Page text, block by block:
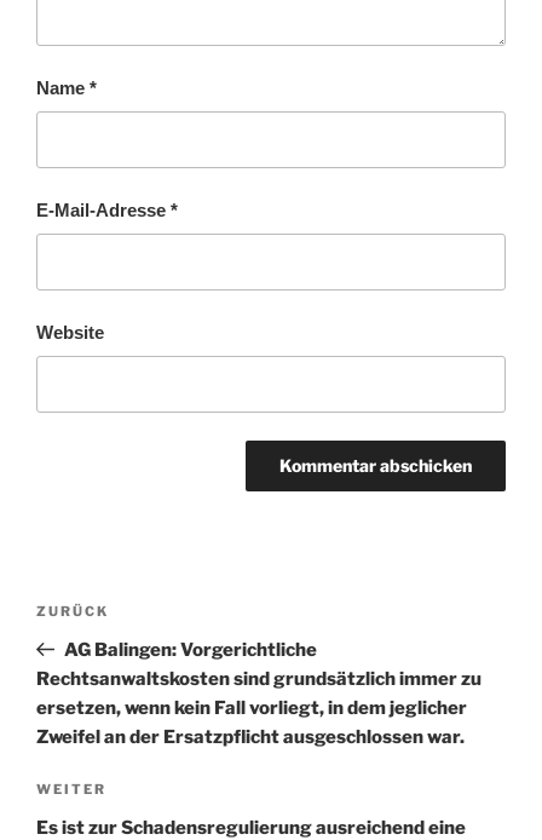
Name *
E-Mail-Adresse *
Website
Beitragsnavigation
Vorheriger
Beitrag
ZURÜCK
AG Balingen: Vorgerichtliche
Rechtsanwaltskosten sind grundsätzlich immer zu
ersetzen, wenn kein Fall vorliegt, in dem jeglicher
Zweifel an der Ersatzpflicht ausgeschlossen war.
Nächster
Beitrag
WEITER
Es ist zur Schadensregulierung ausreichend eine